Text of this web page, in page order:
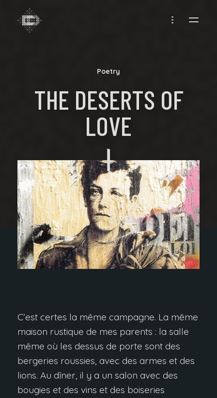
Poetry
THE DESERTS OF
LOVE
C’est certes la même campagne. La même
maison rustique de mes parents : la salle
même où les dessus de porte sont des
bergeries roussies, avec des armes et des
lions. Au dîner, il y a un salon avec des
bougies et des vins et des boiseries